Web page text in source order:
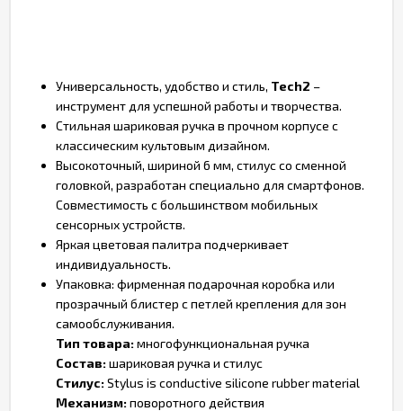
Универсальность, удобство и стиль, Tech2 –
инструмент для успешной работы и творчества.
Стильная шариковая ручка в прочном корпусе с
классическим культовым дизайном.
Высокоточный, шириной 6 мм, стилус со сменной
головкой, разработан специально для смартфонов.
Совместимость с большинством мобильных
сенсорных устройств.
Яркая цветовая палитра подчеркивает
индивидуальность.
Упаковка: фирменная подарочная коробка или
прозрачный блистер с петлей крепления для зон
самообслуживания.
Тип товара:многофункциональная ручка
Состав:шариковая ручка и стилус
Стилус:Stylus is conductive silicone rubber material
Механизм:поворотного действия